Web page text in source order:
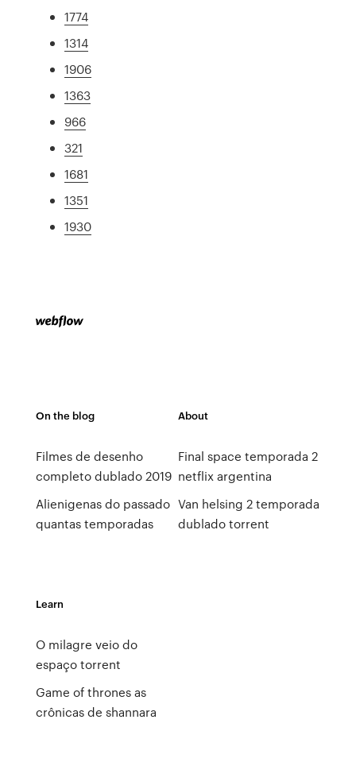
1774
1314
1906
1363
966
321
1681
1351
1930
On the blog
Filmes de desenho
completo dublado 2019
Alienigenas do passado
quantas temporadas
About
Final space temporada 2
netflix argentina
Van helsing 2 temporada
dublado torrent
Learn
O milagre veio do
espaço torrent
Game of thrones as
crônicas de shannara